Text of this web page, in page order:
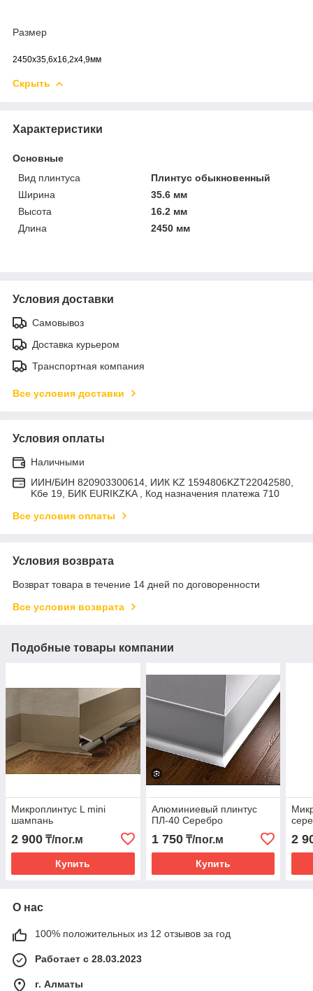
Размер
2450х35,6х16,2х4,9мм
Скрыть
Характеристики
Основные
Вид плинтуса
Плинтус обыкновенный
Ширина
35.6 мм
Высота
16.2 мм
Длина
2450 мм
Условия доставки
Самовывоз
Доставка курьером
Транспортная компания
Все условия доставки
Условия оплаты
Наличными
ИИН/БИН 820903300614, ИИК KZ 1594806KZT22042580,
Kбе 19, БИК EURIKZKA , Код назначения платежа 710
Все условия оплаты
Условия возврата
Возврат товара в течение 14 дней по договоренности
Все условия возврата
Подобные товары компании
Микроплинтус L mini
шампань
2 900 ₸/пог.м
Купить
Алюминиевый плинтус
ПЛ-40 Серебро
1 750₸/пог.м
Купить
2
О нас
100% положительных из 12 отзывов за год
Работает с 28.03.2023
г. Алматы